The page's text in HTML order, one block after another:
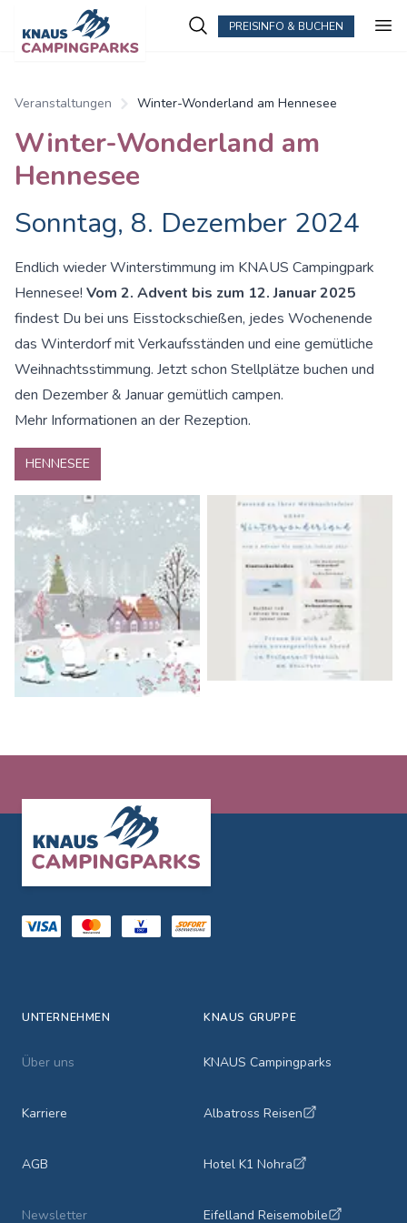
PREISINFO & BUCHEN
Veranstaltungen Winter-Wonderland am Hennesee
Winter-Wonderland am
Hennesee
Sonntag, 8. Dezember 2024
Endlich wieder Winterstimmung im KNAUS Campingpark
Hennesee! Vom 2. Advent bis zum 12. Januar 2025
findest Du bei uns Eisstockschießen, jedes Wochenende
das Winterdorf mit Verkaufsständen und eine gemütliche
Weihnachtsstimmung. Jetzt schon Stellplätze buchen und
den Dezember & Januar gemütlich campen.
Mehr Informationen an der Rezeption.
HENNESEE
UNTERNEHMEN
Über uns
Karriere
AGB
Newsletter
KNAUS GRUPPE
KNAUS Campingparks
Albatross Reisen
Hotel K1 Nohra
Eifelland Reisemobile